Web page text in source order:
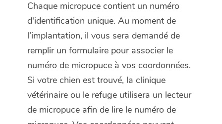
Chaque micropuce contient un numéro
d'identification unique. Au moment de
l’implantation, il vous sera demandé de
remplir un formulaire pour associer le
numéro de micropuce à vos coordonnées.
Si votre chien est trouvé, la clinique
vétérinaire ou le refuge utilisera un lecteur
de micropuce afin de lire le numéro de